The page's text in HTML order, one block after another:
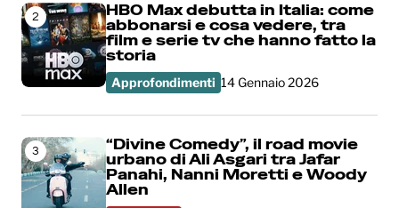
2
HBO Max debutta in Italia: come
abbonarsi e cosa vedere, tra
film e serie tv che hanno fatto la
storia
Approfondimenti 14 Gennaio 2026
3
“Divine Comedy”, il road movie
urbano di Ali Asgari tra Jafar
Panahi, Nanni Moretti e Woody
Allen